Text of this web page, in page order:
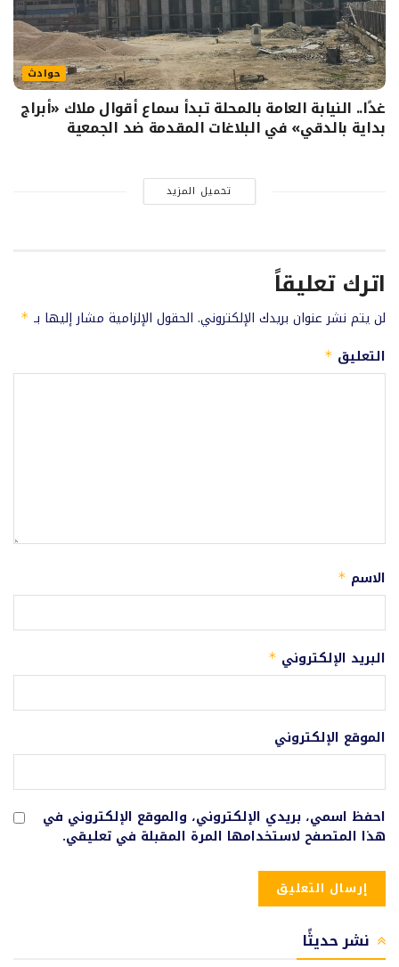
حوادث
غدًا.. النيابة العامة بالمحلة تبدأ سماع أقوال ملاك «أبراج
بداية بالدقي» في البلاغات المقدمة ضد الجمعية
تحميل المزيد
اترك تعليقاً
لن يتم نشر عنوان بريدك الإلكتروني. الحقول الإلزامية مشار إليها بـ *
التعليق *
الاسم *
البريد الإلكتروني *
الموقع الإلكتروني
احفظ اسمي، بريدي الإلكتروني، والموقع الإلكتروني في
هذا المتصفح لاستخدامها المرة المقبلة في تعليقي.
نشر حديثًا